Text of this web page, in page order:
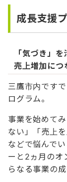
成長支援
「気づき」
売上増加につ
三鷹市内です
ログラム。
事業を始めて
ない」「売上
などで悩んで
ーと2ヵ月のオ
らなる事業の成